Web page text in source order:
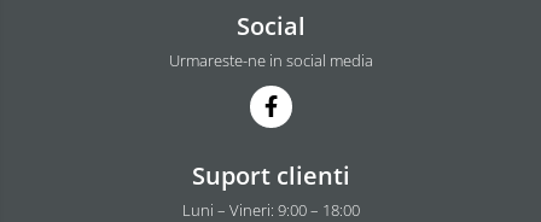
Social
Urmareste-ne in social media
Suport clienti
Luni – Vineri: 9:00 – 18:00